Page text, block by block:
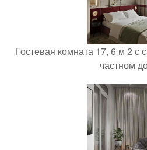
Гостевая комната 17, 6 м 2 с
частном